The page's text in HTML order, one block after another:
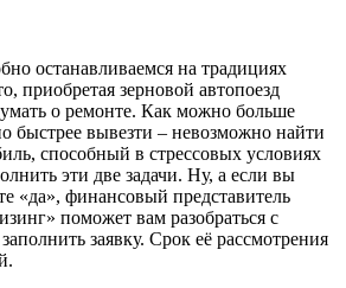
останавливаемся на традициях
приобретая зерновой автопоезд
о ремонте. Как можно больше
быстрее вывезти – невозможно найти
способный в стрессовых условиях
эти две задачи. Ну, а если вы
«да», финансовый представитель
поможет вам разобраться с
заявку. Срок её рассмотрения